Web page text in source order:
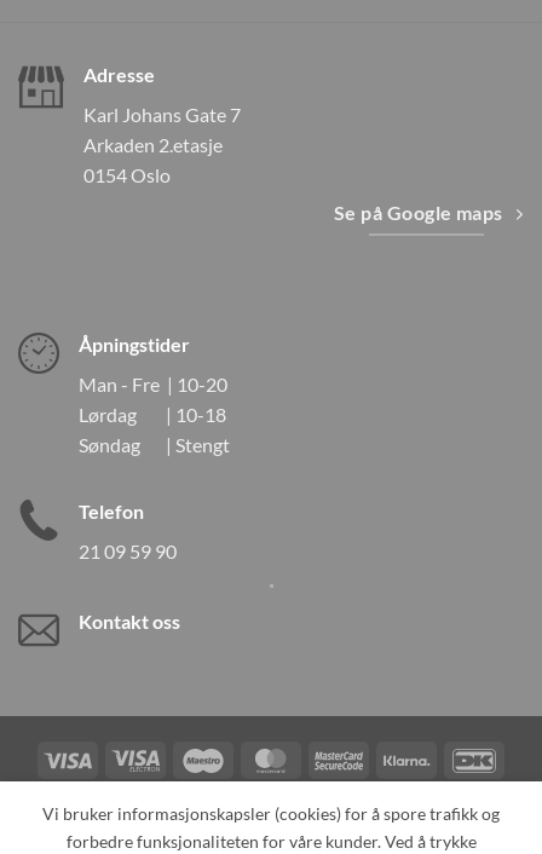
Adresse
Karl Johans Gate 7
Arkaden 2.etasje
0154 Oslo
Se på Google maps
Åpningstider
Man - Fre | 10-20
Lørdag | 10-18
Søndag | Stengt
Telefon
21 09 59 90
Kontakt oss
Visa
Visa
Electron
Maestro MasterCardMasterCard
2
Klarna
Card
TILBAKEKALLINGER KONTAKT OSS OM OSS
Vi bruker informasjonskapsler (cookies) for å spore trafikk og
forbedre funksjonaliteten for våre kunder. Ved å trykke